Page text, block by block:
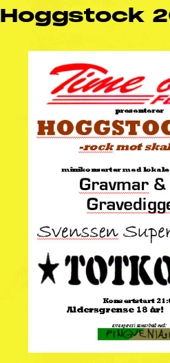
Hoggstock